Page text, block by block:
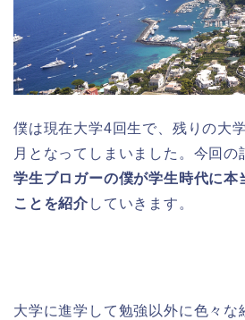
僕は現在大学4回生で、残りの大
月となってしまいました。今回の
学生ブロガーの僕が学生時代に本
ことを紹介 していきます。
大学に進学して勉強以外に色々な